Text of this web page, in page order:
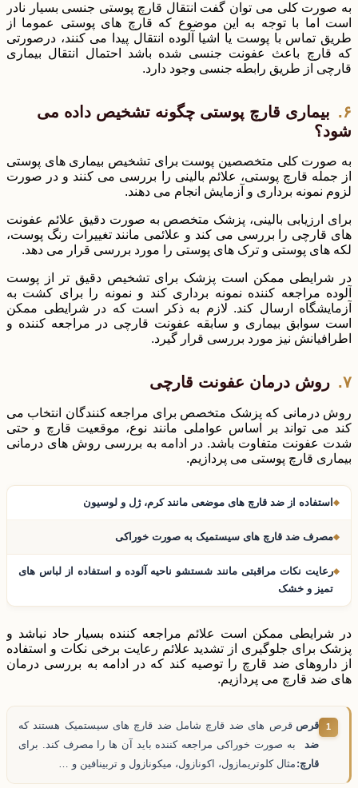
به صورت کلی می توان گفت انتقال قارچ پوستی جنسی بسیار نادر
است اما با توجه به این موضوع که قارچ های پوستی عموما از
طریق تماس با پوست یا اشیا آلوده انتقال پیدا می کنند، درصورتی
که قارچ باعث عفونت جنسی شده باشد احتمال انتقال بیماری
قارچی از طریق رابطه جنسی وجود دارد.
بیماری قارچ پوستی چگونه تشخیص داده می
شود؟
به صورت کلی متخصصین پوست برای تشخیص بیماری های پوستی
از جمله قارچ پوستی، علائم بالینی را بررسی می کنند و در صورت
لزوم نمونه برداری و آزمایش انجام می دهند.
برای ارزیابی بالینی، پزشک متخصص به صورت دقیق علائم عفونت
های قارچی را بررسی می کند و علائمی مانند تغییرات رنگ پوست،
لکه های پوستی و ترک های پوستی را مورد بررسی قرار می دهد.
در شرایطی ممکن است پزشک برای تشخیص دقیق تر از پوست
آلوده مراجعه کننده نمونه برداری کند و نمونه را برای کشت به
آزمایشگاه ارسال کند. لازم به ذکر است که در شرایطی ممکن
است سوابق بیماری و سابقه عفونت قارچی در مراجعه کننده و
اطرافیانش نیز مورد بررسی قرار گیرد.
روش درمان عفونت قارچی
روش درمانی که پزشک متخصص برای مراجعه کنندگان انتخاب می
کند می تواند بر اساس عواملی مانند نوع، موقعیت قارچ و حتی
شدت عفونت متفاوت باشد. در ادامه به بررسی روش های درمانی
بیماری قارچ پوستی می پردازیم.
استفاده از ضد قارچ های موضعی مانند کرم، ژل و لوسیون
مصرف ضد قارچ های سیستمیک به صورت خوراکی
رعایت نکات مراقبتی مانند شستشو ناحیه آلوده و استفاده از لباس های
تمیز و خشک
در شرایطی ممکن است علائم مراجعه کننده بسیار حاد نباشد و
پزشک برای جلوگیری از تشدید علائم رعایت برخی نکات و استفاده
از داروهای ضد قارچ را توصیه کند که در ادامه به بررسی درمان
های ضد قارچ می پردازیم.
قرص
ضد
قارچ:
قرص های ضد قارچ شامل ضد قارچ های سیستمیک هستند که
به صورت خوراکی مراجعه کننده باید آن ها را مصرف کند. برای
مثال کلوتریمازول، اکونازول، میکونازول و تربینافین و …